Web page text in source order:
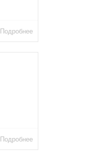
Подробнее
Подробнее